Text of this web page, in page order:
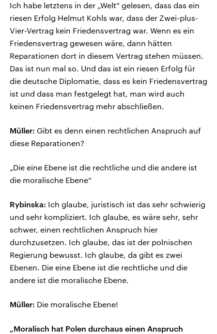
Ich habe letztens in der „Welt“ gelesen, dass das ein
riesen Erfolg Helmut Kohls war, dass der Zwei-plus-
Vier-Vertrag kein Friedensvertrag war. Wenn es ein
Friedensvertrag gewesen wäre, dann hätten
Reparationen dort in diesem Vertrag stehen müssen.
Das ist nun mal so. Und das ist ein riesen Erfolg für
die deutsche Diplomatie, dass es kein Friedensvertrag
ist und dass man festgelegt hat, man wird auch
keinen Friedensvertrag mehr abschließen.
Müller: Gibt es denn einen rechtlichen Anspruch auf
diese Reparationen?
„Die eine Ebene ist die rechtliche und die andere ist
die moralische Ebene“
Rybinska: Ich glaube, juristisch ist das sehr schwierig
und sehr kompliziert. Ich glaube, es wäre sehr, sehr
schwer, einen rechtlichen Anspruch hier
durchzusetzen. Ich glaube, das ist der polnischen
Regierung bewusst. Ich glaube, da gibt es zwei
Ebenen. Die eine Ebene ist die rechtliche und die
andere ist die moralische Ebene.
Müller: Die moralische Ebene!
„Moralisch hat Polen durchaus einen Anspruch